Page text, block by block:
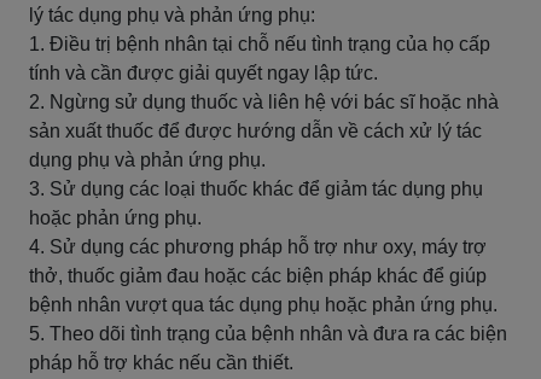
lý tác dụng phụ và phản ứng phụ:
1. Điều trị bệnh nhân tại chỗ nếu tình trạng của họ cấp
tính và cần được giải quyết ngay lập tức.
2. Ngừng sử dụng thuốc và liên hệ với bác sĩ hoặc nhà
sản xuất thuốc để được hướng dẫn về cách xử lý tác
dụng phụ và phản ứng phụ.
3. Sử dụng các loại thuốc khác để giảm tác dụng phụ
hoặc phản ứng phụ.
4. Sử dụng các phương pháp hỗ trợ như oxy, máy trợ
thở, thuốc giảm đau hoặc các biện pháp khác để giúp
bệnh nhân vượt qua tác dụng phụ hoặc phản ứng phụ.
5. Theo dõi tình trạng của bệnh nhân và đưa ra các biện
pháp hỗ trợ khác nếu cần thiết.